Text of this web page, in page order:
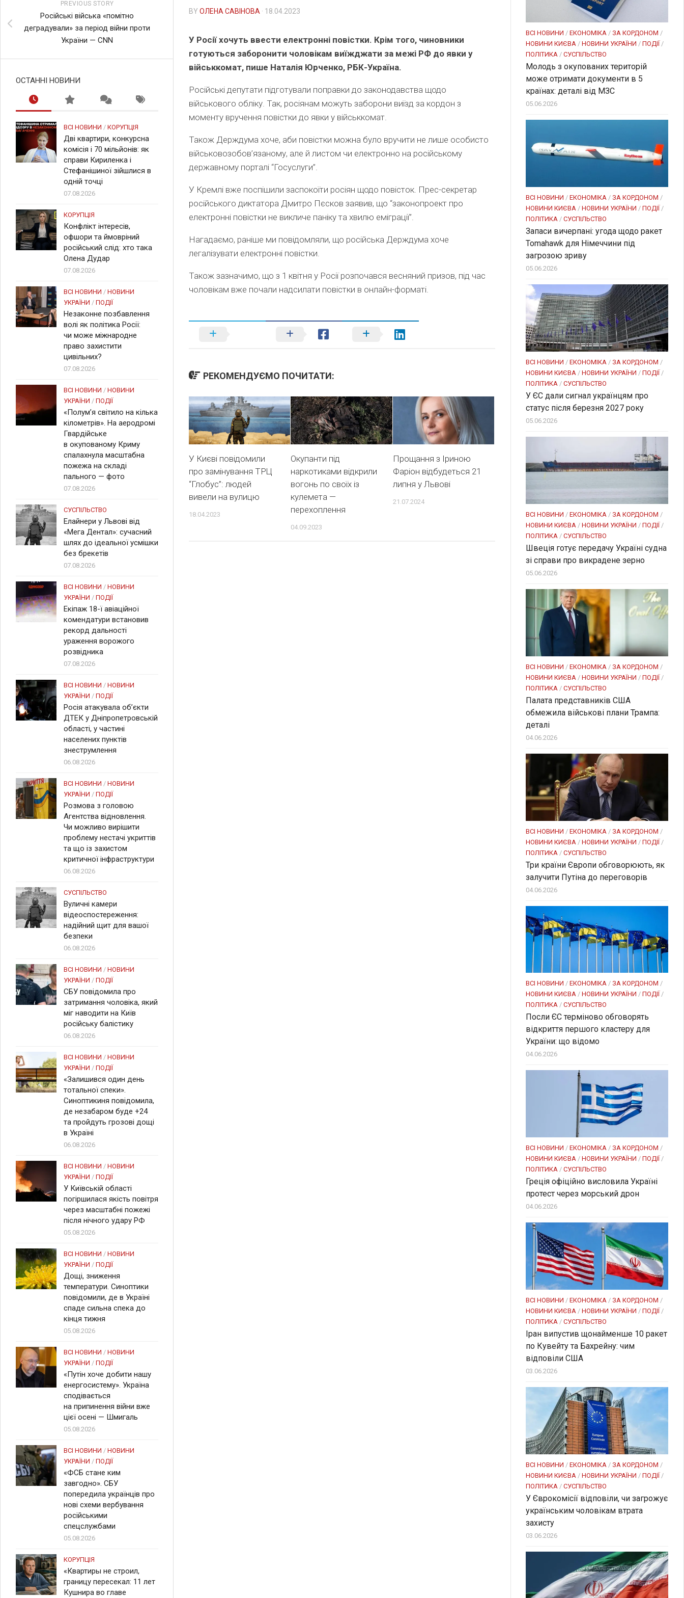
BY ОЛЕНА САВІНОВА · 18.04.2023
У Росії хочуть ввести електронні повістки. Крім того, чиновники
готуються заборонити чоловікам виїжджати за межі РФ до явки у
військкомат, пише Наталія Юрченко, РБК-Україна.
Російські депутати підготували поправки до законодавства щодо
військового обліку. Так, росіянам можуть заборони виїзд за кордон з
моменту вручення повістки до явки у військкомат.
Також Держдума хоче, аби повістки можна було вручити не лише особисто
військовозобов’язаному, але й листом чи електронно на російському
державному порталі “Госуслуги”.
У Кремлі вже поспішили заспокоїти росіян щодо повісток. Прес-секретар
російського диктатора Дмитро Пєсков заявив, що “законопроект про
електронні повістки не викличе паніку та хвилю еміграції”.
Нагадаємо, раніше ми повідомляли, що російська Держдума хоче
легалізувати електронні повістки.
Також зазначимо, що з 1 квітня у Росії розпочався весняний призов, під час
чоловікам вже почали надсилати повістки в онлайн-форматі.
РЕКОМЕНДУЄМО ПОЧИТАТИ:
У Києві повідомили
про замінування ТРЦ
“Глобус”: людей
вивели на вулицю
18.04.2023
Окупанти під
наркотиками відкрили
вогонь по своїх із
кулемета —
перехоплення
04.09.2023
Прощання з Іриною
Фаріон відбудеться 21
липня у Львові
21.07.2024
PREVIOUS STORY
Російські війська «помітно
деградували» за період війни проти
України — CNN
ОСТАННІ НОВИНИ
ВСІ НОВИНИ / КОРУПЦІЯ
Дві квартири, конкурсна
комісія і 70 мільйонів: як
справи Кириленка і
Стефанішиної зійшлися в
одній точці
07.08.2026
КОРУПЦІЯ
Конфлікт інтересів,
офшори та ймовріний
російський слід: хто така
Олена Дудар
07.08.2026
ВСІ НОВИНИ / НОВИНИ
УКРАЇНИ / ПОДІЇ
Незаконне позбавлення
волі як політика Росії:
чи може міжнародне
право захистити
цивільних?
07.08.2026
ВСІ НОВИНИ / НОВИНИ
УКРАЇНИ / ПОДІЇ
«Полум’я світило на кілька
кілометрів». На аеродромі
Гвардійське
в окупованому Криму
спалахнула масштабна
пожежа на складі
пального — фото
07.08.2026
СУСПІЛЬСТВО
Елайнери у Львові від
«Мега Дентал»: сучасний
шлях до ідеальної усмішки
без брекетів
07.08.2026
ВСІ НОВИНИ / НОВИНИ
УКРАЇНИ / ПОДІЇ
Екіпаж 18-ї авіаційної
комендатури встановив
рекорд дальності
ураження ворожого
розвідника
07.08.2026
ВСІ НОВИНИ / НОВИНИ
УКРАЇНИ / ПОДІЇ
Росія атакувала об’єкти
ДТЕК у Дніпропетровській
області, у частині
населених пунктів
знеструмлення
06.08.2026
ВСІ НОВИНИ / НОВИНИ
УКРАЇНИ / ПОДІЇ
Розмова з головою
Агентства відновлення.
Чи можливо вирішити
проблему нестачі укриттів
та що із захистом
критичної інфраструктури
06.08.2026
СУСПІЛЬСТВО
Вуличні камери
відеоспостереження:
надійний щит для вашої
безпеки
06.08.2026
ВСІ НОВИНИ / НОВИНИ
УКРАЇНИ / ПОДІЇ
СБУ повідомила про
затримання чоловіка, який
міг наводити на Київ
російську балістику
06.08.2026
ВСІ НОВИНИ / НОВИНИ
УКРАЇНИ / ПОДІЇ
«Залишився один день
тотальної спеки».
Синоптикиня повідомила,
де незабаром буде +24
та пройдуть грозові дощі
в Україні
06.08.2026
ВСІ НОВИНИ / НОВИНИ
УКРАЇНИ / ПОДІЇ
У Київській області
погіршилася якість повітря
через масштабні пожежі
після нічного удару РФ
05.08.2026
ВСІ НОВИНИ / НОВИНИ
УКРАЇНИ / ПОДІЇ
Дощі, зниження
температури. Синоптики
повідомили, де в Україні
спаде сильна спека до
кінця тижня
05.08.2026
ВСІ НОВИНИ / НОВИНИ
УКРАЇНИ / ПОДІЇ
«Путін хоче добити нашу
енергосистему». Україна
сподівається
на припинення війни вже
цієї осені — Шмигаль
05.08.2026
ВСІ НОВИНИ / НОВИНИ
УКРАЇНИ / ПОДІЇ
«ФСБ стане ким
завгодно». СБУ
попередила українців про
нові схеми вербування
російськими
спецслужбами
05.08.2026
КОРУПЦІЯ
«Квартиры не строил,
границу пересекал: 11 лет
Кушнира во главе
ВСІ НОВИНИ / ЕКОНОМІКА / ЗА КОРДОНОМ /
НОВИНИ КИЄВА / НОВИНИ УКРАЇНИ / ПОДІЇ /
ПОЛІТИКА / СУСПІЛЬСТВО
Молодь з окупованих територій
може отримати документи в 5
країнах: деталі від МЗС
05.06.2026
ВСІ НОВИНИ / ЕКОНОМІКА / ЗА КОРДОНОМ /
НОВИНИ КИЄВА / НОВИНИ УКРАЇНИ / ПОДІЇ /
ПОЛІТИКА / СУСПІЛЬСТВО
Запаси вичерпані: угода щодо ракет
Tomahawk для Німеччини під
загрозою зриву
05.06.2026
ВСІ НОВИНИ / ЕКОНОМІКА / ЗА КОРДОНОМ /
НОВИНИ КИЄВА / НОВИНИ УКРАЇНИ / ПОДІЇ /
ПОЛІТИКА / СУСПІЛЬСТВО
У ЄС дали сигнал українцям про
статус після березня 2027 року
05.06.2026
ВСІ НОВИНИ / ЕКОНОМІКА / ЗА КОРДОНОМ /
НОВИНИ КИЄВА / НОВИНИ УКРАЇНИ / ПОДІЇ/
ПОЛІТИКА / СУСПІЛЬСТВО
Швеція готує передачу Україні судна
зі справи про викрадене зерно
05.06.2026
ВСІ НОВИНИ / ЕКОНОМІКА / ЗА КОРДОНОМ /
НОВИНИ КИЄВА / НОВИНИ УКРАЇНИ / ПОДІЇ/
ПОЛІТИКА / СУСПІЛЬСТВО
Палата представників США
обмежила військові плани Трампа:
деталі
04.06.2026
ВСІ НОВИНИ / ЕКОНОМІКА / ЗА КОРДОНОМ /
НОВИНИ КИЄВА / НОВИНИ УКРАЇНИ / ПОДІЇ/
ПОЛІТИКА / СУСПІЛЬСТВО
Три країни Європи обговорюють, як
залучити Путіна до переговорів
04.06.2026
ВСІ НОВИНИ / ЕКОНОМІКА / ЗА КОРДОНОМ /
НОВИНИ КИЄВА / НОВИНИ УКРАЇНИ / ПОДІЇ /
ПОЛІТИКА / СУСПІЛЬСТВО
Посли ЄC терміново обговорять
відкриття першого кластеру для
України: що відомо
04.06.2026
ВСІ НОВИНИ / ЕКОНОМІКА / ЗА КОРДОНОМ /
НОВИНИ КИЄВА / НОВИНИ УКРАЇНИ / ПОДІЇ /
ПОЛІТИКА / СУСПІЛЬСТВО
Греція офіційно висловила Україні
протест через морський дрон
04.06.2026
ВСІ НОВИНИ / ЕКОНОМІКА / ЗА КОРДОНОМ /
НОВИНИ КИЄВА / НОВИНИ УКРАЇНИ / ПОДІЇ /
ПОЛІТИКА / СУСПІЛЬСТВО
Іран випустив щонайменше 10 ракет
по Кувейту та Бахрейну: чим
відповіли США
03.06.2026
ВСІ НОВИНИ / ЕКОНОМІКА / ЗА КОРДОНОМ /
НОВИНИ КИЄВА / НОВИНИ УКРАЇНИ / ПОДІЇ /
ПОЛІТИКА / СУСПІЛЬСТВО
У Єврокомісії відповіли, чи загрожує
українським чоловікам втрата
захисту
03.06.2026